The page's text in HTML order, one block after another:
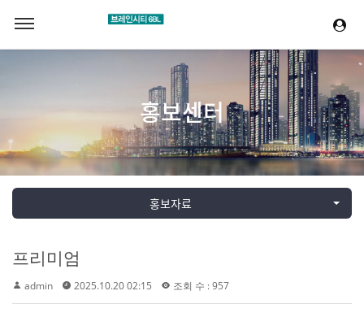
홍보센터
홍보자료
프리미엄
admin 2025.10.20 02:15 조회 수 : 957